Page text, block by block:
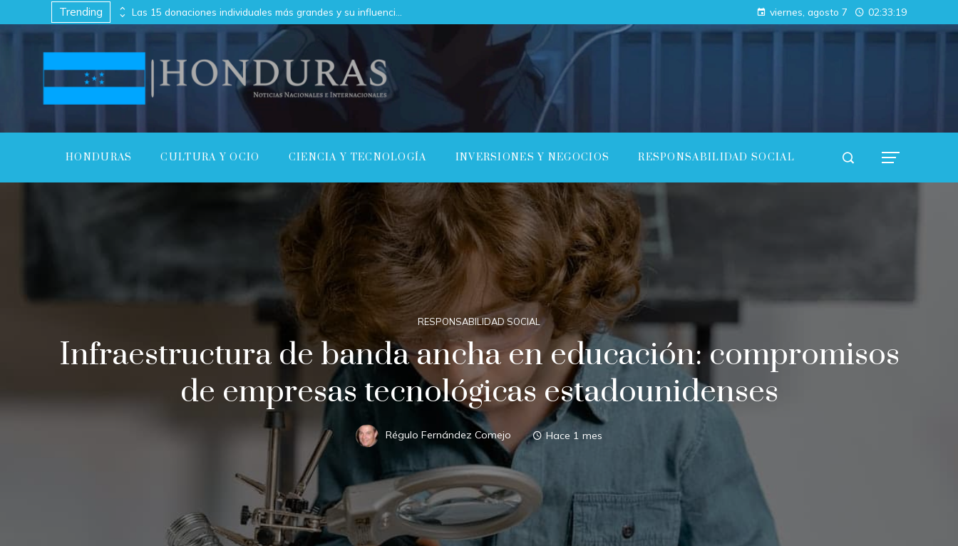
Trending Las canciones más versionadas con melodías memorables y letras profundas viernes, agosto 7 02:33:20
HONDURAS CULTURA Y OCIO CIENCIA Y TECNOLOGÍA INVERSIONES Y NEGOCIOS RESPONSABILIDAD SOCIAL
RESPONSABILIDAD SOCIAL
Infraestructura de banda ancha en educación: compromisos
de empresas tecnológicas estadounidenses
Régulo Fernández Comejo Hace 1 mes